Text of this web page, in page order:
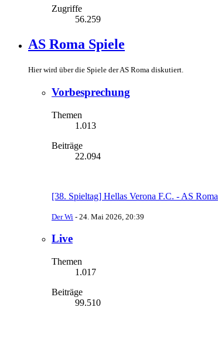
Zugriffe
56.259
AS Roma Spiele
Hier wird über die Spiele der AS Roma diskutiert.
Vorbesprechung
Themen
1.013
Beiträge
22.094
[38. Spieltag] Hellas Verona F.C. - AS Roma
Der Wi - 24. Mai 2026, 20:39
Live
Themen
1.017
Beiträge
99.510